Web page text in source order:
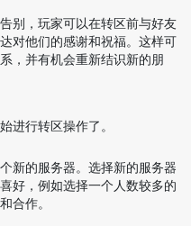
别，玩家可以在转区前与好友
对他们的感谢和祝福。这样可
，并有机会重新结识新的朋
进行转区操作了。
新的服务器。选择新的服务器
好，例如选择一个人数较多的
合作。